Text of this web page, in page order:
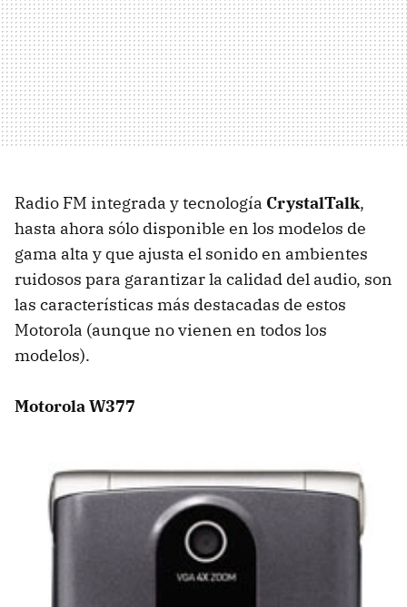
Radio FM integrada y tecnología CrystalTalk,
hasta ahora sólo disponible en los modelos de
gama alta y que ajusta el sonido en ambientes
ruidosos para garantizar la calidad del audio, son
las características más destacadas de estos
Motorola (aunque no vienen en todos los
modelos).
Motorola W377